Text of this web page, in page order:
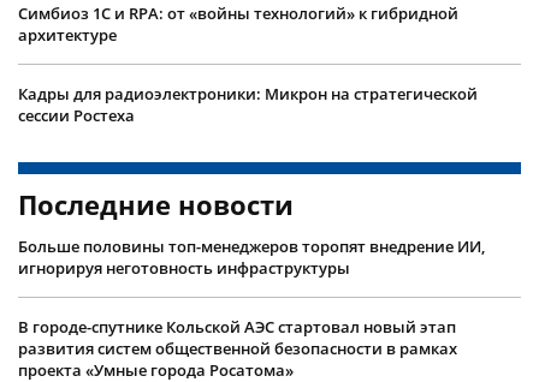
Симбиоз 1С и RPA: от «войны технологий» к гибридной
архитектуре
Кадры для радиоэлектроники: Микрон на стратегической
сессии Ростеха
Последние новости
Больше половины топ-менеджеров торопят внедрение ИИ,
игнорируя неготовность инфраструктуры
В городе-спутнике Кольской АЭС стартовал новый этап
развития систем общественной безопасности в рамках
проекта «Умные города Росатома»